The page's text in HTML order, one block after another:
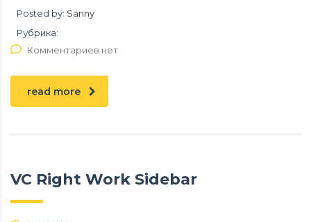
Posted by: Sanny
Рубрика:
Комментариев нет
read more
VC Right Work Sidebar